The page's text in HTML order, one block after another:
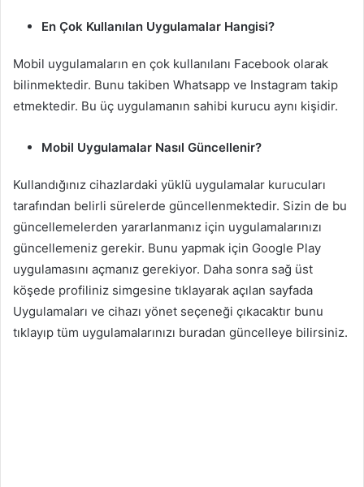
En Çok Kullanılan Uygulamalar Hangisi?
Mobil uygulamaların en çok kullanılanı Facebook olarak
bilinmektedir. Bunu takiben Whatsapp ve Instagram takip
etmektedir. Bu üç uygulamanın sahibi kurucu aynı kişidir.
Mobil Uygulamalar Nasıl Güncellenir?
Kullandığınız cihazlardaki yüklü uygulamalar kurucuları
tarafından belirli sürelerde güncellenmektedir. Sizin de bu
güncellemelerden yararlanmanız için uygulamalarınızı
güncellemeniz gerekir. Bunu yapmak için Google Play
uygulamasını açmanız gerekiyor. Daha sonra sağ üst
köşede profiliniz simgesine tıklayarak açılan sayfada
Uygulamaları ve cihazı yönet seçeneği çıkacaktır bunu
tıklayıp tüm uygulamalarınızı buradan güncelleye bilirsiniz.